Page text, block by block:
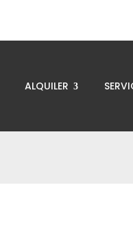
ALQUILER